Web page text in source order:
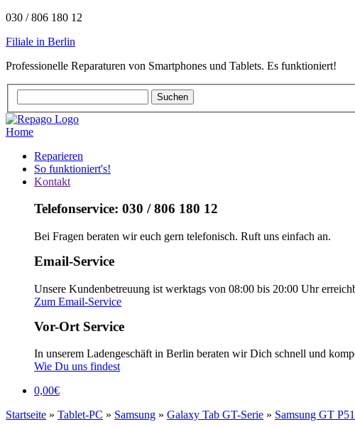
030 / 806 180 12
Filiale in Berlin
Professionelle Reparaturen von Smartphones und Tablets. Es funktioniert!
Home
Reparieren
So funktioniert's!
Kontakt
Telefonservice: 030 / 806 180 12
Bei Fragen beraten wir euch gern telefonisch. Ruft uns einfach an.
Email-Service
Unsere Kundenbetreuung ist werktags von 08:00 bis 20:00 Uhr
Zum Email-Service
Vor-Ort Service
In unserem Ladengeschäft in Berlin beraten wir Dich schnell und
Wie Du uns findest
0,00€
Startseite » Tablet-PC » Samsung » Galaxy Tab GT-Serie » Samsung GT